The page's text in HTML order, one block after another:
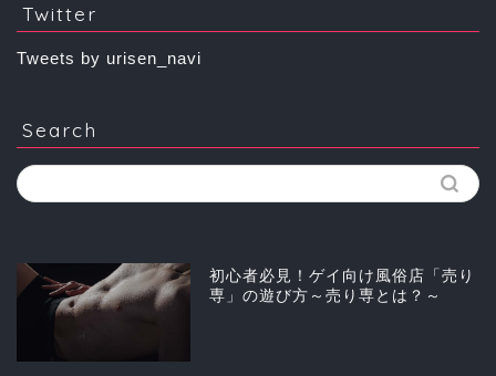
Twitter
Tweets by urisen_navi
Search
初心者必見！ゲイ向け風俗店「売り
専」の遊び方～売り専とは？～